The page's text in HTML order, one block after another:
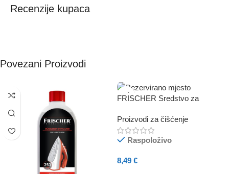
Recenzije kupaca
Povezani Proizvodi
FRISCHER Sredstvo za
250 ml
Proizvodi za čišćenje
Raspoloživo
8,49 €